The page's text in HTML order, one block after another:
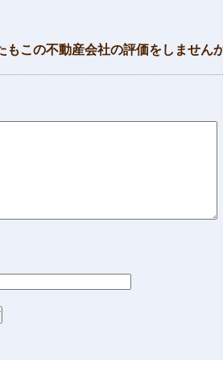
もこの不動産会社の評価をしません